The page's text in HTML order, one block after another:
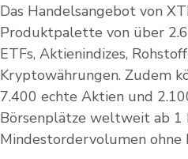
Das Handelsangebot von
Produktpalette von über
ETFs, Aktienindizes,
Kryptowährungen. Zudem
7.400 echte Aktien und
Börsenplätze weltweit ab 1
Mindestordervolumen ohne